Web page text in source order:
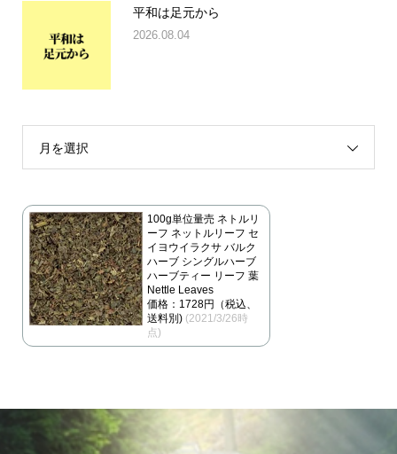
平和は足元から
2026.08.04
月を選択
100g単位量売 ネトルリ
ーフ ネットルリーフ セ
イヨウイラクサ バルク
ハーブ シングルハーブ
ハーブティー リーフ 葉
Nettle Leaves
価格：1728円（税込、
送料別) (2021/3/26時
点)